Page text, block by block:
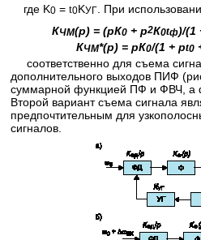
где K0 =t0KУГ
. При
КЧМ(р) = (рК0+ р2К0tф)/(1
КЧМ*(р) = рК0/(1 + pt0
соответственно для съема
дополнительного выходов ПИФ
суммарной функцией ПФ и ФВЧ, а
Второй вариант съема сигнала
предпочтительным для
сигналов.